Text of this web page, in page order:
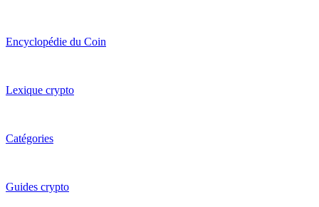
Encyclopédie du Coin
Lexique crypto
Catégories
Guides crypto